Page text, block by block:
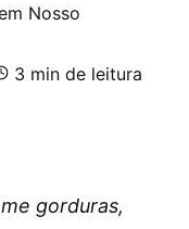
Nosso
3 min de leitura
gorduras,